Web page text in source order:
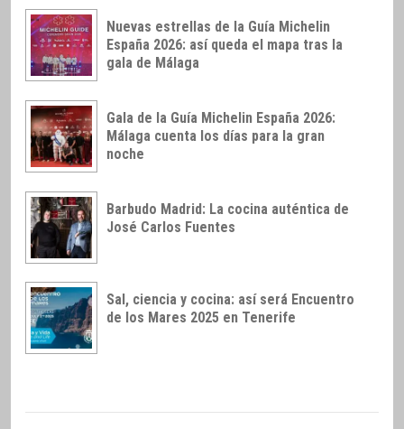
Nuevas estrellas de la Guía Michelin
España 2026: así queda el mapa tras la
gala de Málaga
Gala de la Guía Michelin España 2026:
Málaga cuenta los días para la gran
noche
Barbudo Madrid: La cocina auténtica de
José Carlos Fuentes
Sal, ciencia y cocina: así será Encuentro
de los Mares 2025 en Tenerife